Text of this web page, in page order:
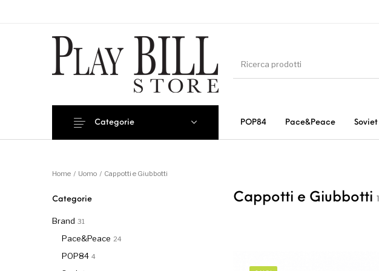
POP84 Pace&Peace Soviet
Categorie
Novità In offerta
Home / Uomo / Cappotti e Giubbotti
Categorie
Brand 31
Pace&Peace 24
POP84 4
Cappotti e Giubbotti